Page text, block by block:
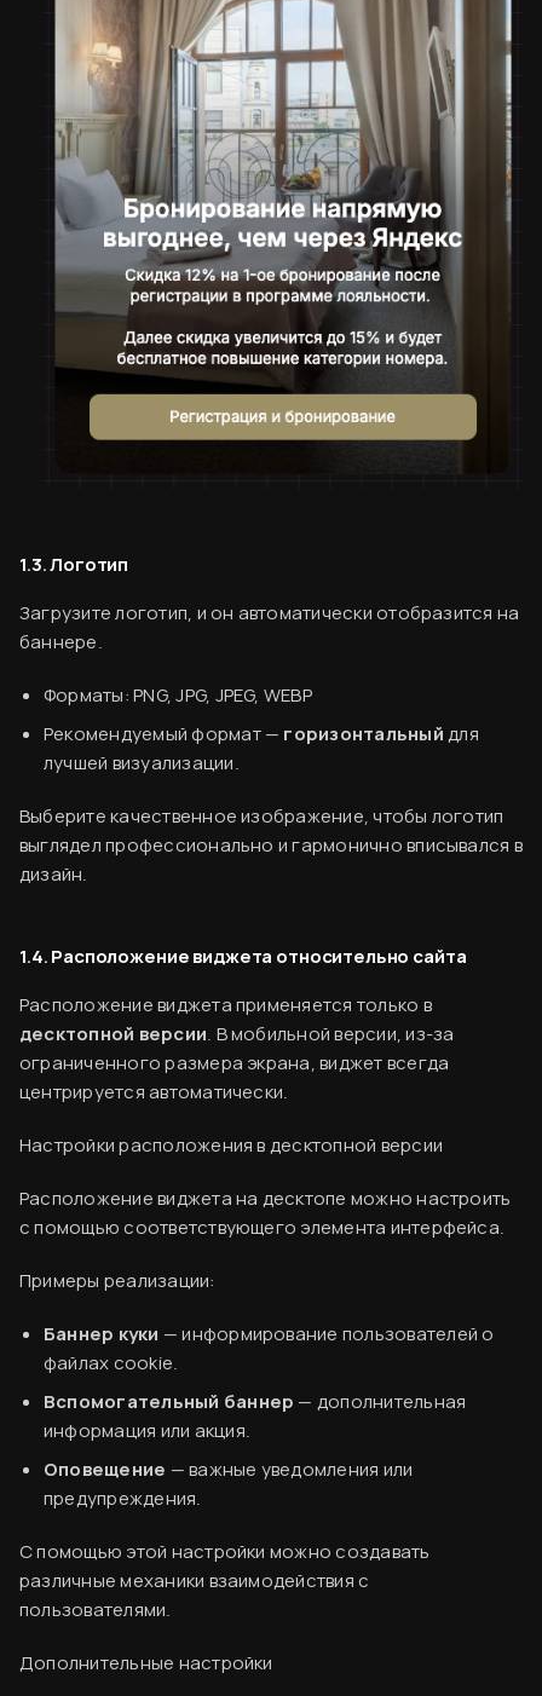
Вводная информация
База знаний
Создание аккаунта
Код виджета
1.3. Логотип
Загрузите логотип, и он автоматически отобразится на
баннере.
Форматы: PNG, JPG, JPEG, WEBP
Рекомендуемый формат — горизонтальныйдля
лучшей визуализации.
Выберите качественное изображение, чтобы логотип
выглядел профессионально и гармонично вписывался в
дизайн.
1.4. Расположение виджета относительно сайта
Расположение виджета применяется только в
десктопной версии. В мобильной версии, из-за
ограниченного размера экрана, виджет всегда
центрируется автоматически.
Настройки расположения в десктопной версии
Расположение виджета на десктопе можно настроить
с помощью соответствующего элемента интерфейса.
Примеры реализации:
Баннер куки — информирование пользователей о
файлах cookie.
Вспомогательный баннер — дополнительная
информация или акция.
Оповещение — важные уведомления или
предупреждения.
С помощью этой настройки можно создавать
различные механики взаимодействия с
пользователями.
Дополнительные настройки
Финальный ужин Два шефа – одна кухня
Хотите приобщиться к миру высокой кухни и
стать частью события?
Подробнее